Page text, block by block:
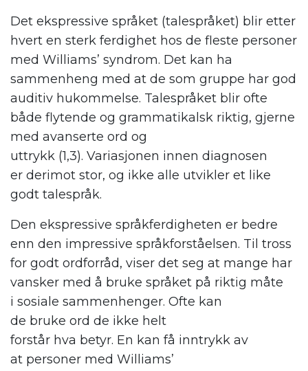
Det ekspressive språket (talespråket) blir etter
hvert en sterk ferdighet hos de fleste personer
med Williams’ syndrom. Det kan ha
sammenheng med at de som gruppe har god
auditiv hukommelse. Talespråket blir ofte
både flytende og grammatikalsk riktig, gjerne
med avanserte ord og
uttrykk (1,3). Variasjonen innen diagnosen
er derimot stor, og ikke alle utvikler et like
godt talespråk.
Den ekspressive språkferdigheten er bedre
enn den impressive språkforståelsen. Til tross
for godt ordforråd, viser det seg at mange har
vansker med å bruke språket på riktig måte
i sosiale sammenhenger. Ofte kan
de bruke ord de ikke helt
forstår hva betyr. En kan få inntrykk av
at personer med Williams’